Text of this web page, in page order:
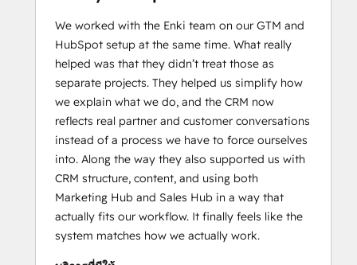
We worked with the Enki team on our GTM and
HubSpot setup at the same time. What really
helped was that they didn’t treat those as
separate projects. They helped us simplify how
we explain what we do, and the CRM now
reflects real partner and customer conversations
instead of a process we have to force ourselves
into. Along the way they also supported us with
CRM structure, content, and using both
Marketing Hub and Sales Hub in a way that
actually fits our workflow. It finally feels like the
system matches how we actually work.